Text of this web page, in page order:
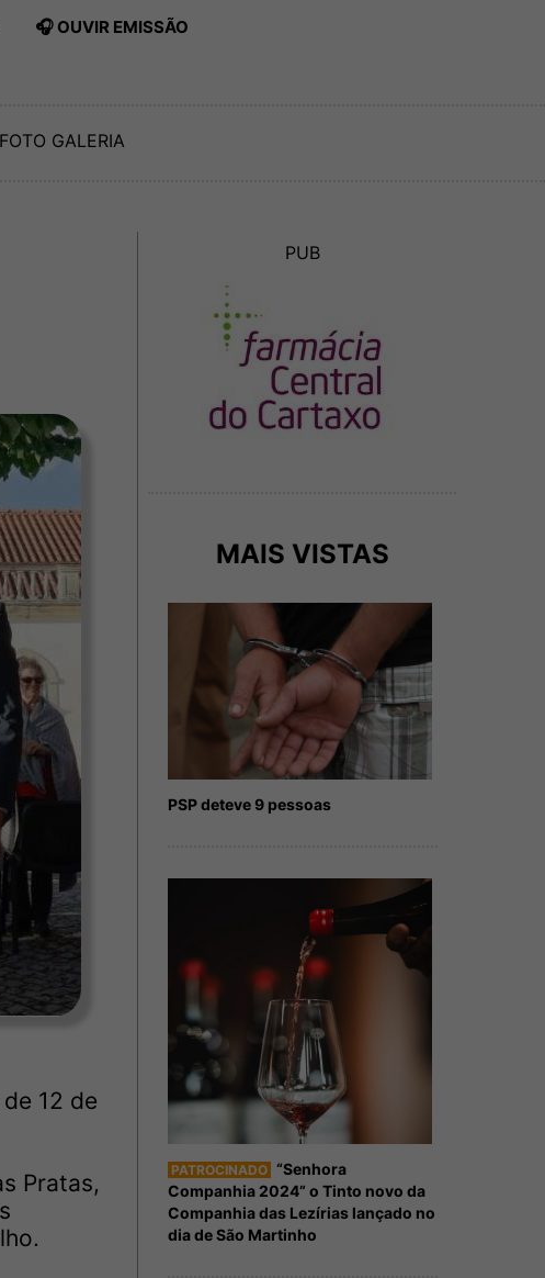
🎧 OUVIR EMISSÃO
FOTO GALERIA
12 de
Pratas,
PUB
MAIS VISTAS
PSP deteve 9 pessoas
PATROCINADO “Senhora
Companhia 2024” o Tinto novo da
Companhia das Lezírias lançado no
dia de São Martinho